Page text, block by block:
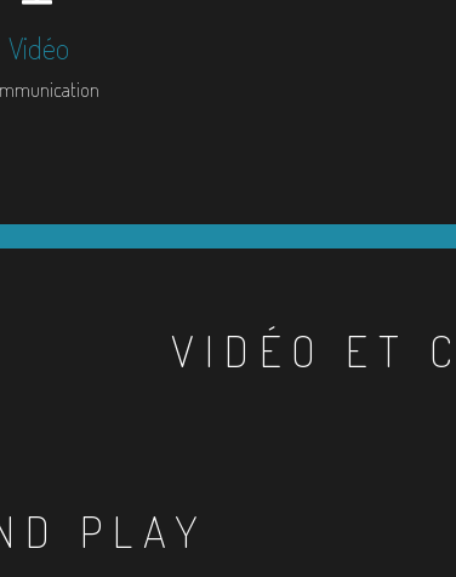
Vidéo
VIDÉO ET
PLAY